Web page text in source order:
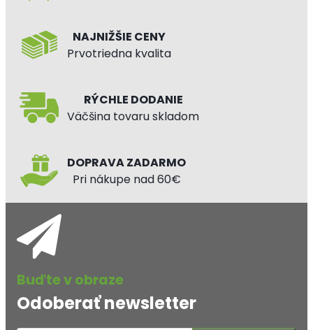
NAJNIŽŠIE CENY
Prvotriedna kvalita
RÝCHLE DODANIE
Väčšina tovaru skladom
DOPRAVA ZADARMO
Pri nákupe nad 60€
Odoberať newsletter